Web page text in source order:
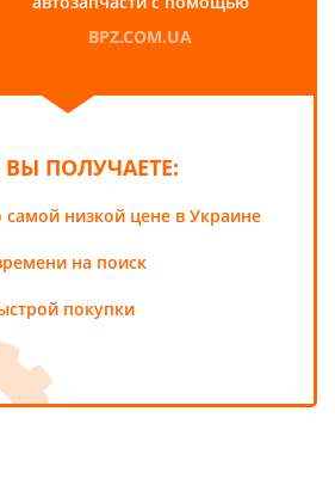
BPZ.COM.UA
ВЫ ПОЛУЧАЕТЕ:
самой низкой цене в Украине
на поиск
покупки